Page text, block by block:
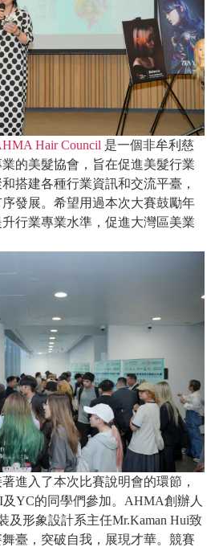
Hair Council 是一個非牟利慈
的美髮協會，旨在促進美髮行業
搭建各種行業資訊和交流平臺，
發展。希望用過本次大賽鼓勵年
行業專業水準，促進大灣區美業
進入了本次比賽說明會的環節，
YC的同學們參加。AHMA創辦人
及形象設計系主任Mr.Kaman Hui致
臺，突破自我，展現才華。競賽